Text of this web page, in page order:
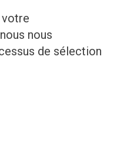
nous
de sélection